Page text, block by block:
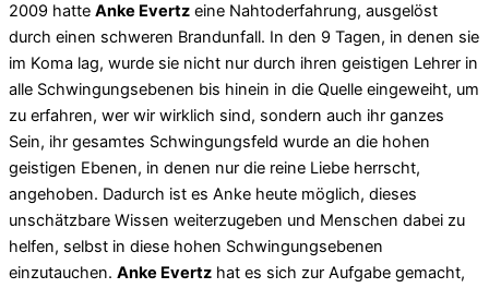
2009 hatte Anke Evertz eine Nahtoderfahrung, ausgelöst
durch einen schweren Brandunfall. In den 9 Tagen, in denen sie
im Koma lag, wurde sie nicht nur durch ihren geistigen Lehrer in
alle Schwingungsebenen bis hinein in die Quelle eingeweiht, um
zu erfahren, wer wir wirklich sind, sondern auch ihr ganzes
Sein, ihr gesamtes Schwingungsfeld wurde an die hohen
geistigen Ebenen, in denen nur die reine Liebe herrscht,
angehoben. Dadurch ist es Anke heute möglich, dieses
unschätzbare Wissen weiterzugeben und Menschen dabei zu
helfen, selbst in diese hohen Schwingungsebenen
einzutauchen. Anke Evertz hat es sich zur Aufgabe gemacht,